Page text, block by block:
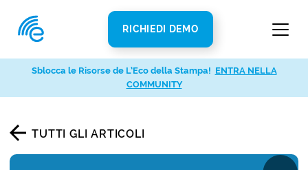
RICHIEDI DEMO
TUTTI GLI ARTICOLI
Sblocca le Risorse de L’Eco della Stampa! ENTRA NELLA
COMMUNITY